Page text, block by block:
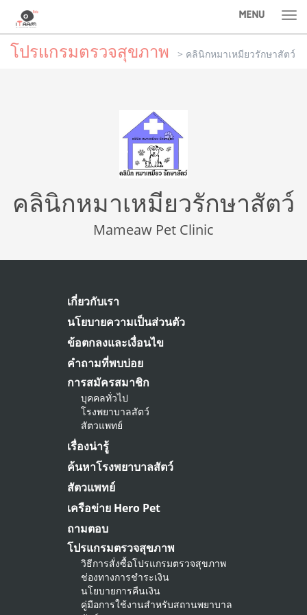
MENU
โปรแกรมตรวจสุขภาพ > คลินิกหมาเหมียวรักษาสัตว์
คลินิกหมาเหมียวรักษาสัตว์
Mameaw Pet Clinic
เกี่ยวกับเรา
นโยบายความเป็นส่วนตัว
ข้อตกลงและเงื่อนไข
คำถามที่พบบ่อย
การสมัครสมาชิก
บุคคลทั่วไป
โรงพยาบาลสัตว์
สัตวแพทย์
เรื่องน่ารู้
ค้นหาโรงพยาบาลสัตว์
สัตวแพทย์
เครือข่าย Hero Pet
ถามตอบ
โปรแกรมตรวจสุขภาพ
วิธีการสั่งซื้อโปรแกรมตรวจสุขภาพ
ช่องทางการชำระเงิน
นโยบายการคืนเงิน
คู่มือการใช้งานสำหรับสถานพยาบาล